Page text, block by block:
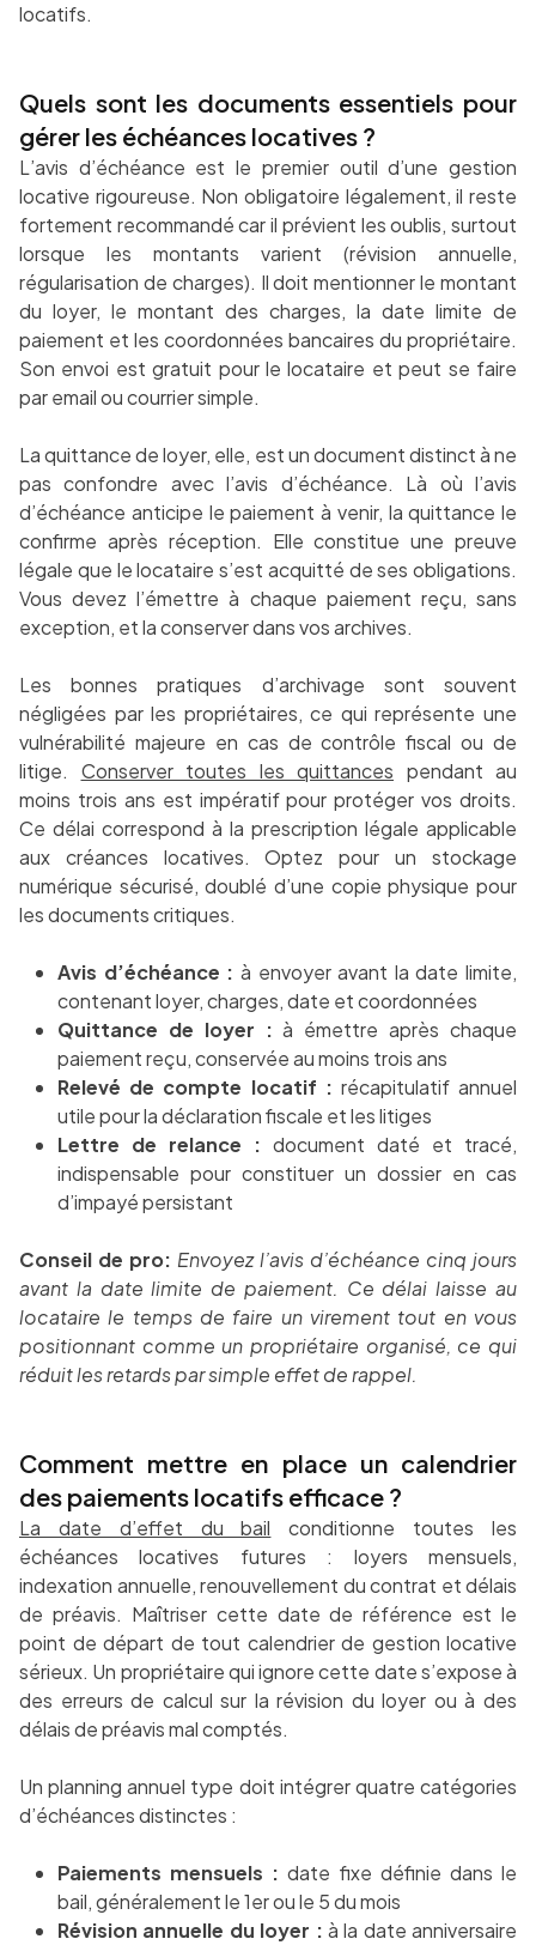
locatifs.
Quels sont les documents essentiels pour
gérer les échéances locatives ?
L’avis d’échéance est le premier outil d’une gestion
locative rigoureuse. Non obligatoire légalement, il reste
fortement recommandé car il prévient les oublis, surtout
lorsque les montants varient (révision annuelle,
régularisation de charges). Il doit mentionner le montant
du loyer, le montant des charges, la date limite de
paiement et les coordonnées bancaires du propriétaire.
Son envoi est gratuit pour le locataire et peut se faire
par email ou courrier simple.
La quittance de loyer, elle, est un document distinct à ne
pas confondre avec l’avis d’échéance. Là où l’avis
d’échéance anticipe le paiement à venir, la quittance le
confirme après réception. Elle constitue une preuve
légale que le locataire s’est acquitté de ses obligations.
Vous devez l’émettre à chaque paiement reçu, sans
exception, et la conserver dans vos archives.
Les bonnes pratiques d’archivage sont souvent
négligées par les propriétaires, ce qui représente une
vulnérabilité majeure en cas de contrôle fiscal ou de
litige. Conserver toutes les quittances pendant au
moins trois ans est impératif pour protéger vos droits.
Ce délai correspond à la prescription légale applicable
aux créances locatives. Optez pour un stockage
numérique sécurisé, doublé d’une copie physique pour
les documents critiques.
Avis d’échéance : à envoyer avant la date limite,
contenant loyer, charges, date et coordonnées
Quittance de loyer : à émettre après chaque
paiement reçu, conservée au moins trois ans
Relevé de compte locatif : récapitulatif annuel
utile pour la déclaration fiscale et les litiges
Lettre de relance : document daté et tracé,
indispensable pour constituer un dossier en cas
d’impayé persistant
Conseil de pro: Envoyez l’avis d’échéance cinq jours
avant la date limite de paiement. Ce délai laisse au
locataire le temps de faire un virement tout en vous
positionnant comme un propriétaire organisé, ce qui
réduit les retards par simple effet de rappel.
Comment mettre en place un calendrier
des paiements locatifs efficace ?
La date d’effet du bail conditionne toutes les
échéances locatives futures : loyers mensuels,
indexation annuelle, renouvellement du contrat et délais
de préavis. Maîtriser cette date de référence est le
point de départ de tout calendrier de gestion locative
sérieux. Un propriétaire qui ignore cette date s’expose à
des erreurs de calcul sur la révision du loyer ou à des
délais de préavis mal comptés.
Un planning annuel type doit intégrer quatre catégories
d’échéances distinctes :
Paiements mensuels : date fixe définie dans le
bail, généralement le 1er ou le 5 du mois
Révision annuelle du loyer : à la date anniversaire